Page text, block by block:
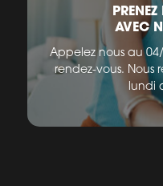
AVEC
Appelez nous au
rendez-vous.
lundi